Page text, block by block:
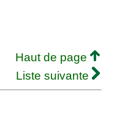
Haut de page
Liste suivante